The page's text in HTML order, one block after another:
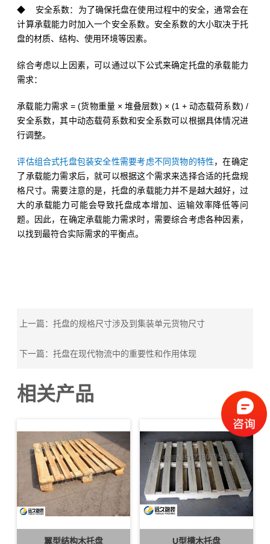
◆ 安全系数：为了确保托盘在使用过程中的安全，通常会在
计算承载能力时加入一个安全系数。安全系数的大小取决于托
盘的材质、结构、使用环境等因素。
综合考虑以上因素，可以通过以下公式来确定托盘的承载能力
需求：
承载能力需求 = (货物重量 × 堆叠层数) × (1 + 动态载荷系数) /
安全系数，其中动态载荷系数和安全系数可以根据具体情况进
行调整。
评估组合式托盘包装安全性需要考虑不同货物的特性，在确定
了承载能力需求后，就可以根据这个需求来选择合适的托盘规
格尺寸。需要注意的是，托盘的承载能力并不是越大越好，过
大的承载能力可能会导致托盘成本增加、运输效率降低等问
题。因此，在确定承载能力需求时，需要综合考虑各种因素，
以找到最符合实际需求的平衡点。
上一篇：托盘的规格尺寸涉及到集装单元货物尺寸
下一篇：托盘在现代物流中的重要性和作用体现
相关产品
翼型结构木托盘 U型槽木托盘